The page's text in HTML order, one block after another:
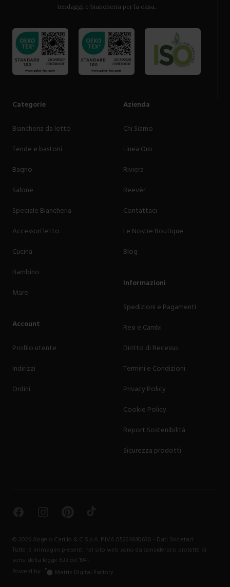
tendaggi e biancheria per la casa.
Categorie
Biancheria da letto
Tende e bastoni
Bagno
Salone
Speciale Biancheria
Accessori letto
Cucina
Bambino
Mare
Account
Profilo utente
Indirizzi
Ordini
Azienda
Chi Siamo
Linea Oro
Riviera
Reevèr
Contattaci
Le Nostre Boutique
Blog
Informazioni
Spedizioni e Pagamenti
Resi e Cambi
Diritto di Recesso
Termini e Condizioni
Privacy Policy
Cookie Policy
Report Sostenibilità
Sicurezza prodotti
FacebookInstagramPinterestTikTok
© 2026 Angelo Carillo & C S.p.A. P.IVA 05224640630 - Dati Societari
Tutte le immagini presenti nel sito web sono da considerarsi protette ai
sensi della legge 633 del 1941.
Powerd by
Matrix Digital Factory